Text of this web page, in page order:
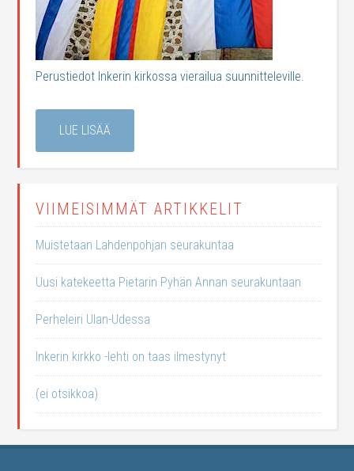
Perustiedot Inkerin kirkossa vierailua suunnitteleville.
LUE LISÄÄ
VIIMEISIMMÄT ARTIKKELIT
Muistetaan Lahdenpohjan seurakuntaa
Uusi katekeetta Pietarin Pyhän Annan seurakuntaan
Perheleiri Ulan-Udessa
Inkerin kirkko -lehti on taas ilmestynyt
(ei otsikkoa)